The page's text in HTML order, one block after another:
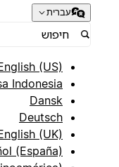
עברית
English (US)
Indonesia
Dansk
Deutsch
English (UK)
(España)